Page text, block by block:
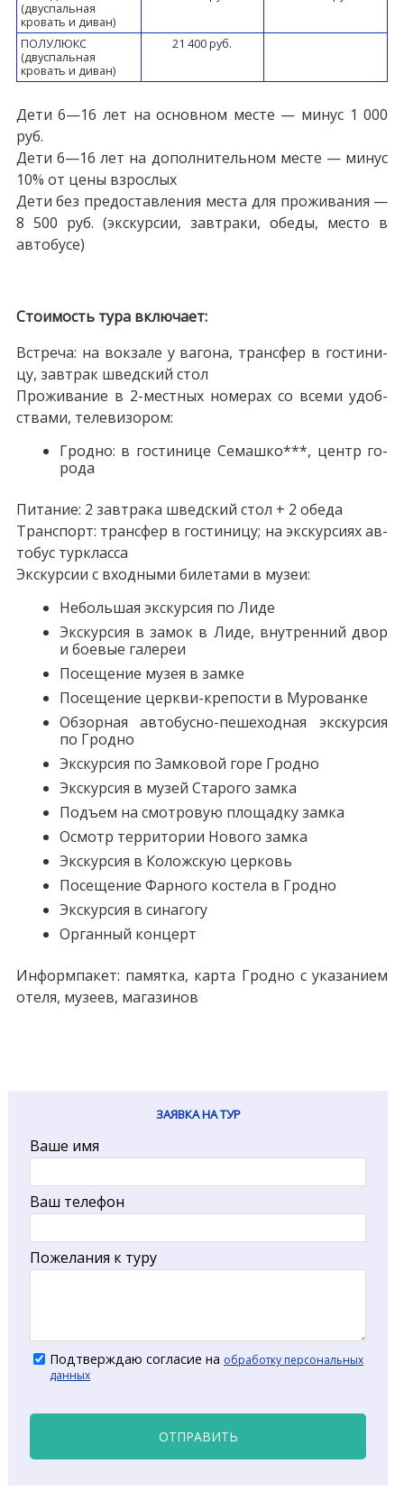
(двуспальная
кровать и диван)
ПОЛУЛЮКС
(двуспальная
кровать и диван)
21 400 руб.
Дети 6—16 лет на основном месте — минус 1 000
руб.
Дети 6—16 лет на дополнительном месте — минус
10% от цены взрослых
Дети без предоставления места для проживания —
8 500 руб. (экскурсии, завтраки, обеды, место в
автобусе)
Сто­и­мость ту­ра вклю­ча­ет:
Встреча: на вок­за­ле у ва­го­на, транс­фер в го­сти­ни­
цу, завтрак швед­ский стол
Про­жи­ва­ние в 2-местных но­ме­рах со все­ми удоб­
ства­ми, те­ле­ви­зо­ром:
Грод­но: в го­сти­ни­це Семашко***, центр го­
ро­да
Питание: 2 зав­тра­ка швед­ский стол + 2 обе­да
Транс­порт: транс­фер в го­сти­ни­цу; на экс­кур­си­ях ав­
то­бус турк­лас­са
Экскурсии с вход­ны­ми би­ле­та­ми в му­зеи:
Небольшая экскурсия по Ли­де
Экс­кур­сия в за­мок в Ли­де, внут­рен­ний двор
и боевые галереи
По­се­ще­ние му­зея в зам­ке
По­се­ще­ние церкви-крепости в Мурованке
Об­зор­ная автобусно-пешеходная экскурсия
по Грод­но
Экс­кур­сия по Зам­ко­вой го­ре Грод­но
Экс­кур­сия в му­зей Старого зам­ка
Подъем на смот­ро­вую пло­щад­ку зам­ка
Осмотр тер­ри­то­рии Но­во­го зам­ка
Экс­кур­сия в Коложскую цер­ковь
По­се­ще­ние Фар­но­го ко­сте­ла в Грод­но
Экс­кур­сия в си­на­го­гу
Ор­ган­ный кон­церт
Ин­форм­па­кет: па­мят­ка, кар­та Грод­но с ука­за­ни­ем
оте­ля, му­зеев, ма­га­зи­нов
ЗАЯВКА НА ТУР
Ваше имя
Ваш телефон
Пожелания к туру
Подтверждаю согласие на обработку персональных
данных
ОТПРАВИТЬ